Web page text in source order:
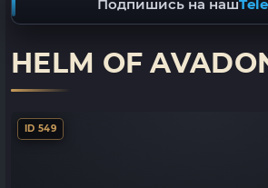
Подпишись на наш
HELM OF
ID 549